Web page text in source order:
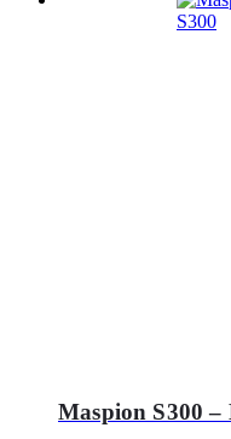
Maspion S300